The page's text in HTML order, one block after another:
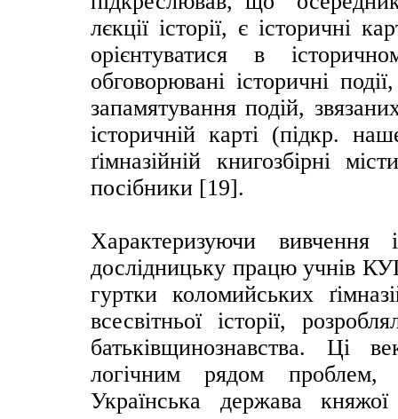
лєкції історії, є історичні
орієнтуватися в
обговорювані історичні
запамятування подій,
історичній карті (підкр.
ґімназійній книгозбірні
посібники [19].
Характеризуючи вивчення
дослідницьку працю учнів
гуртки коломийських
всесвітньої історії,
батьківщинознавства. Ці
логічним рядом проблем,
Українська держава